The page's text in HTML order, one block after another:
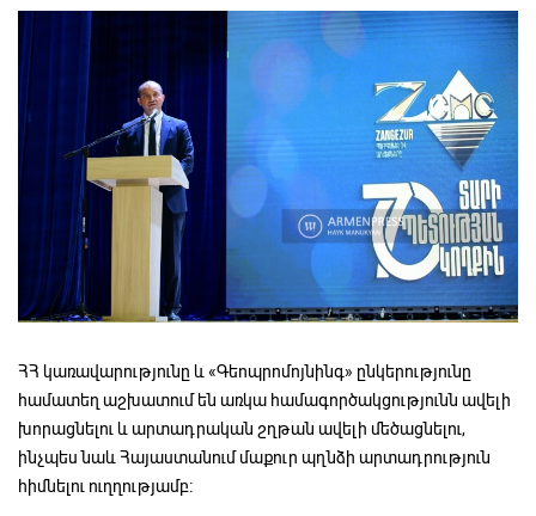
ՀՀ կառավարությունը և «Գեոպրոմոյնինգ» ընկերությունը
համատեղ աշխատում են առկա համագործակցությունն ավելի
խորացնելու և արտադրական շղթան ավելի մեծացնելու,
ինչպես նաև Հայաստանում մաքուր պղնձի արտադրություն
հիմնելու ուղղությամբ։